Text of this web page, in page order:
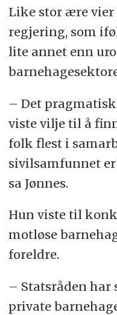
Like stor ære
regjering, som
lite annet enn
– Det
viste vilje til å
folk flest i
sivilsamfunnet
sa Jønnes.
Hun viste til
motløse
foreldre.
– Statsråden
private